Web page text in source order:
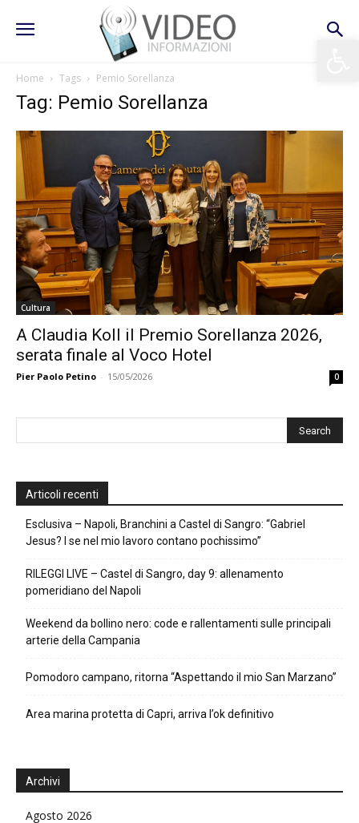
Home Tags Pemio Sorellanza
Tag: Pemio Sorellanza
Cultura
A Claudia Koll il Premio Sorellanza 2026,
serata finale al Voco Hotel
Pier Paolo Petino - 15/05/2026 0
Articoli recenti
Esclusiva – Napoli, Branchini a Castel di Sangro: “Gabriel
Jesus? I se nel mio lavoro contano pochissimo”
RILEGGI LIVE – Castel di Sangro, day 9: allenamento
pomeridiano del Napoli
Weekend da bollino nero: code e rallentamenti sulle principali
arterie della Campania
Pomodoro campano, ritorna “Aspettando il mio San Marzano”
Area marina protetta di Capri, arriva l’ok definitivo
Archivi
Agosto 2026